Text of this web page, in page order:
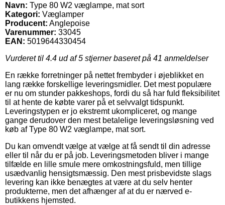
Navn: Type 80 W2 væglampe, mat sort
Kategori: Væglamper
Producent: Anglepoise
Varenummer: 33045
EAN: 5019644330454
Vurderet til 4.4 ud af 5 stjerner baseret på 41 anmeldelser
En række forretninger på nettet frembyder i øjeblikket en
lang række forskellige leveringsmidler. Det mest populære
er nu om stunder pakkeshops, fordi du så har fuld fleksibilitet
til at hente de købte varer på et selvvalgt tidspunkt.
Leveringstypen er jo ekstremt ukompliceret, og mange
gange derudover den mest betalelige leveringsløsning ved
køb af Type 80 W2 væglampe, mat sort.
Du kan omvendt vælge at vælge at få sendt til din adresse
eller til når du er på job. Leveringsmetoden bliver i mange
tilfælde en lille smule mere omkostningsfuld, men tillige
usædvanlig hensigtsmæssig. Den mest prisbevidste slags
levering kan ikke benægtes at være at du selv henter
produkterne, men det afhænger af at du er nærved e-
butikkens hjemsted.